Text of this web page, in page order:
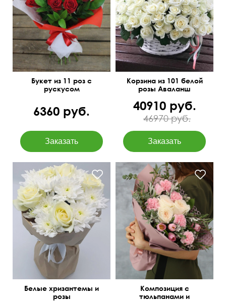
Двойной фетр
50 см
40 см
Букет из 11 роз с
рускусом
6360 руб.
Оформление лентами
Корзина из 101 белой
розы Аваланш
40910 руб.
46970 руб.
Крафт бумага
Белые хризантемы и
розы
Зелень: бруния, листья
питтоспорума
Композиция с
тюльпанами и